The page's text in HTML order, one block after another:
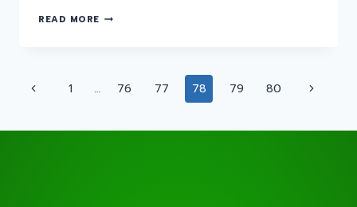
READ MORE
1 … 76 77 78 79 80